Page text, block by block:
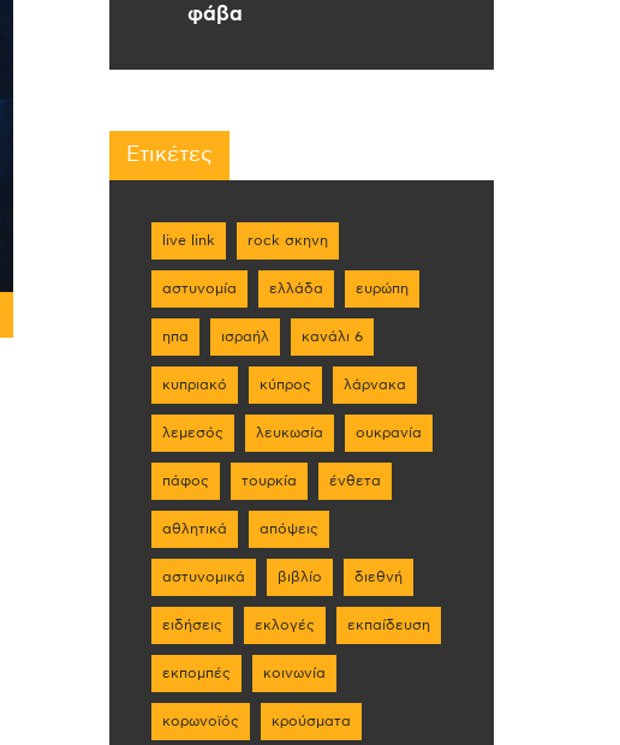
φάβα
Ετικέτες
live link rock σκηνη
αστυνομία ελλάδα ευρώπη
ηπα ισραήλ κανάλι 6
κυπριακό κύπρος λάρνακα
λεμεσός λευκωσία ουκρανία
πάφος τουρκία ένθετα
αθλητικά απόψεις
αστυνομικά βιβλίο διεθνή
ειδήσεις εκλογές εκπαίδευση
εκπομπές κοινωνία
κορωνοϊός κρούσματα